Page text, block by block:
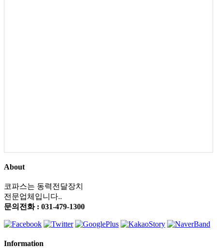
About
코파스는 동력전달장치
전문업체입니다..
문의전화 : 031-479-1300
Information